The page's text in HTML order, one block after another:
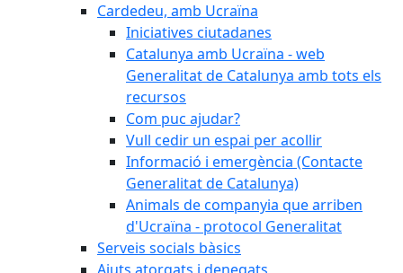
Cardedeu, amb Ucraïna
Iniciatives ciutadanes
Catalunya amb Ucraïna - web
Generalitat de Catalunya amb tots els
recursos
Com puc ajudar?
Vull cedir un espai per acollir
Informació i emergència (Contacte
Generalitat de Catalunya)
Animals de companyia que arriben
d'Ucraïna - protocol Generalitat
Serveis socials bàsics